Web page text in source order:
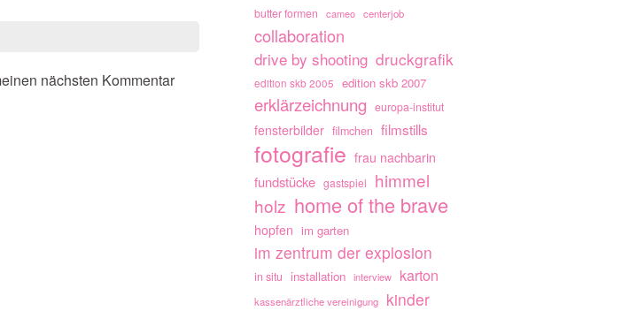
nächsten Kommentar
butter formen cameo centerjob
collaboration
drive by shooting druckgrafik
edition skb 2005 edition skb 2007
erklärzeichnung europa-institut
fensterbilder filmchen filmstills
fotografie frau nachbarin
fundstücke gastspiel
himmel
holz home of the brave
hopfen im garten
im zentrum der explosion
in situ installation interview karton
kassenärztliche vereinigung kinder